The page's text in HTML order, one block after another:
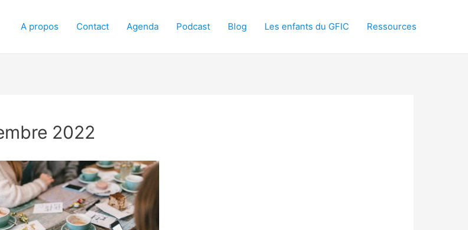
A propos Contact Agenda Podcast Blog Les enfants du GFIC Ressources
2022